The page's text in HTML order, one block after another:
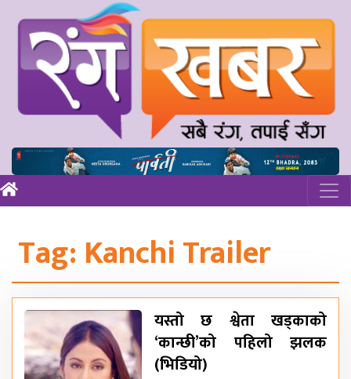
Tag: Kanchi Trailer
यस्तो छ श्वेता खड्काको
‘कान्छी’को पहिलो झलक
(भिडियो)